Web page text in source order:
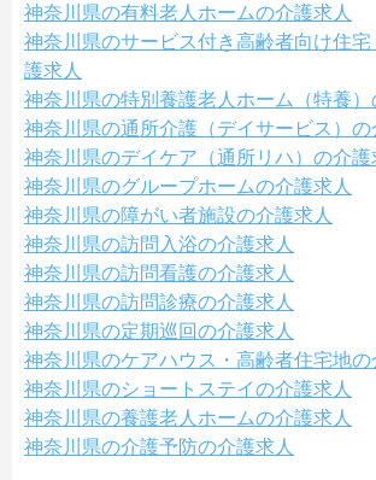
神奈川県の有料老人ホームの介護求人
神奈川県のサービス付き高齢者向け住
護求人
神奈川県の特別養護老人ホーム（特養）
神奈川県の通所介護（デイサービス）の
神奈川県のデイケア（通所リハ）の介護
神奈川県のグループホームの介護求人
神奈川県の障がい者施設の介護求人
神奈川県の訪問入浴の介護求人
神奈川県の訪問看護の介護求人
神奈川県の訪問診療の介護求人
神奈川県の定期巡回の介護求人
神奈川県のケアハウス・高齢者住宅地の
神奈川県のショートステイの介護求人
神奈川県の養護老人ホームの介護求人
神奈川県の介護予防の介護求人